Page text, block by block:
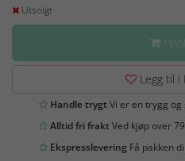
Utsolgt
Legg til i
Handle trygtVi er en trygg
Alltid fri fraktVed kjøp over
Ekspresslevering Få pakken